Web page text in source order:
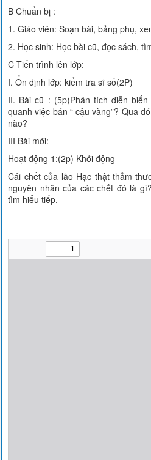
B Chuẩn bị :
1. Giáo viên: Soạn bài, bảng phụ,
2. Học sinh: Học bài cũ, đọc sách,
C Tiến trình lên lớp:
I. Ổn định lớp: kiểm tra sĩ số(2P)
II. Bài cũ : (5p)Phân tích diễn
quanh việc bán “ cậu vàng”? Qua
nào?
III Bài mới:
Hoạt động 1:(2p) Khởi động
Cái chết của lão Hạc thật thảm
nguyên nhân của các chết đó là
tìm hiểu tiếp.